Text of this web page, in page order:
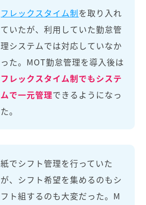
フレックスタイム制を取り入れ
ていたが、利用していた勤怠管
理システムでは対応していなか
った。MOT勤怠管理を導入後は
フレックスタイム制でもシステ
ムで一元管理できるようになっ
た。
紙でシフト管理を行っていた
が、シフト希望を集めるのもシ
フト組するのも大変だった。M